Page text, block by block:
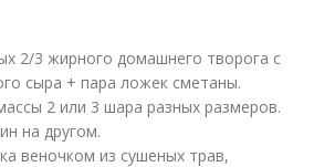
2/3 жирного домашнего творога с
сыра + пара ложек сметаны.
2 или 3 шара разных размеров.
на другом.
веночком из сушеных трав,